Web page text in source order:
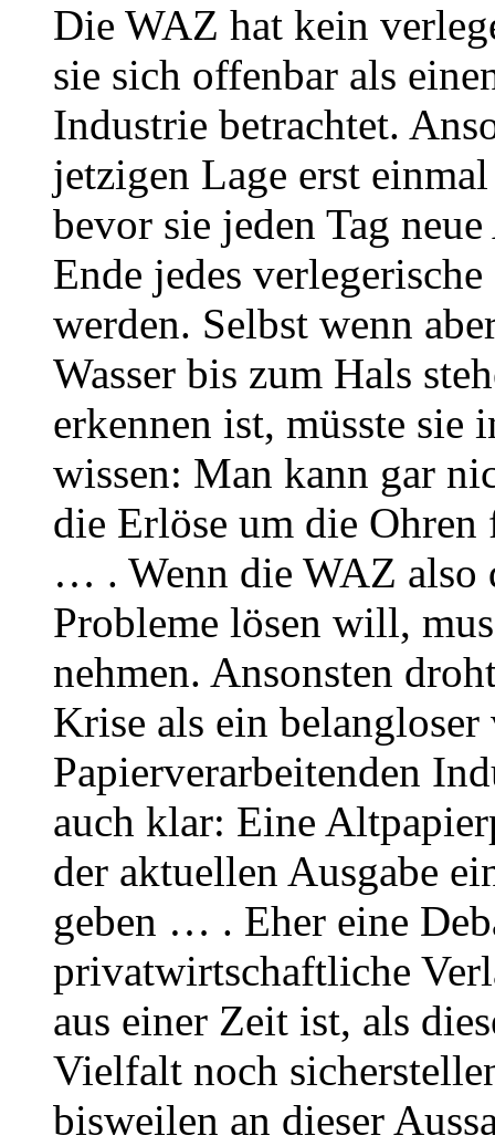
Die WAZ hat kein
sie sich offenbar als
Industrie betrachtet.
jetzigen Lage erst
bevor sie jeden Tag
Ende jedes
werden. Selbst wenn
Wasser bis zum Hals
erkennen ist, müsste sie
wissen: Man kann gar
die Erlöse um die
… . Wenn die WAZ also
Probleme lösen will,
nehmen. Ansonsten
Krise als ein
Papierverarbeitenden
auch klar: Eine
der aktuellen Ausgabe
geben … . Eher eine
privatwirtschaftliche
aus einer Zeit ist, als
Vielfalt noch
bisweilen an dieser